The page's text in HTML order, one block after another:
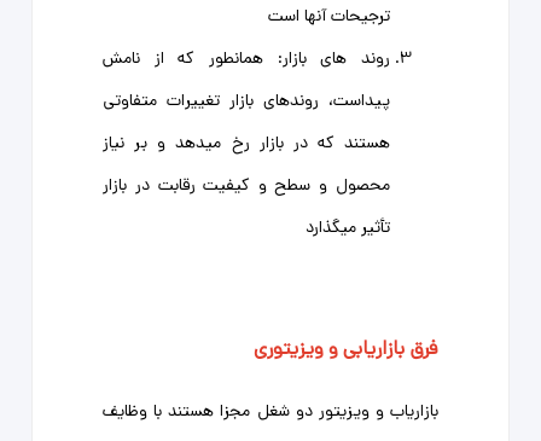
ترجیحات آنها است
روند های بازار: همانطور که از نامش
پیداست، روندهای بازار تغییرات متفاوتی
هستند که در بازار رخ میدهد و بر نیاز
محصول و سطح و کیفیت رقابت در بازار
تأثیر میگذارد
فرق بازاریابی و ویزیتوری
بازاریاب و ویزیتور دو شغل مجزا هستند با وظایف